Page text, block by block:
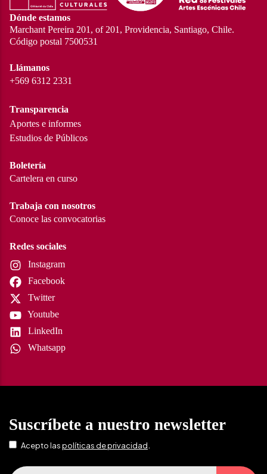
Dónde estamos
Marchant Pereira 201, of 201, Providencia, Santiago, Chile.
Código postal 7500531
Llámanos
+569 6312 2331
Transparencia
Aportes e informes
Estudios de Públicos
Boletería
Cartelera en curso
Trabaja con nosotros
Conoce las convocatorias
Redes sociales
Instagram
Facebook
Twitter
Youtube
LinkedIn
Whatsapp
Suscríbete a nuestro newsletter
Acepto laspolíticas de privacidad.